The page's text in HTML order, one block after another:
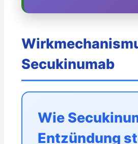
Secukinumab
Wie
Entzündung